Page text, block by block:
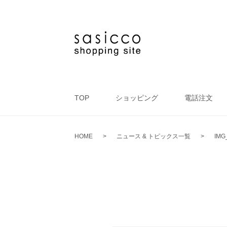
TOP ショッピング 電話注文
HOME > ニュース & トピックス一覧 >